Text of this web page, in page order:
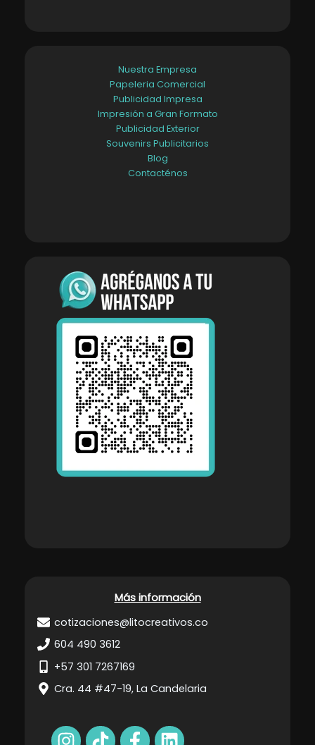
Nuestra Empresa
Papeleria Comercial
Publicidad Impresa
Impresión a Gran Formato
Publicidad Exterior
Souvenirs Publicitarios
Blog
Contacténos
Más información
cotizaciones@litocreativos.co
604 490 3612
+57 301 7267169
Cra. 44 #47-19, La Candelaria